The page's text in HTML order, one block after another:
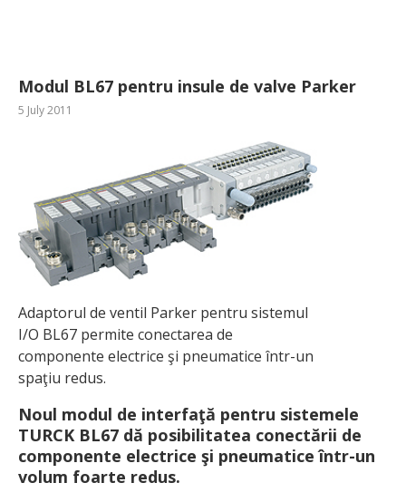
Modul BL67 pentru insule de valve Parker
5 July 2011
Adaptorul de ventil Parker pentru sistemul
I/O BL67 permite conectarea de
componente electrice şi pneumatice într-un
spaţiu redus.
Noul modul de interfaţă pentru sistemele
TURCK BL67 dă posibilitatea conectării de
componente electrice şi pneumatice într-un
volum foarte redus.